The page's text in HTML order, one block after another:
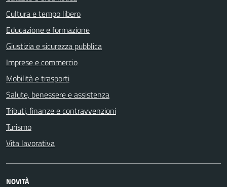
Cultura e tempo libero
Educazione e formazione
Giustizia e sicurezza pubblica
Imprese e commercio
Mobilità e trasporti
Salute, benessere e assistenza
Tributi, finanze e contravvenzioni
Turismo
Vita lavorativa
NOVITÀ